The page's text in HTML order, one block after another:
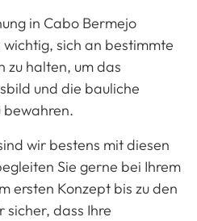
in Cabo Bermejo
sich an bestimmte
zu halten, um das
und die bauliche
bewahren.
wir bestens mit diesen
Sie gerne bei Ihrem
ersten Konzept bis zu den
sicher, dass Ihre